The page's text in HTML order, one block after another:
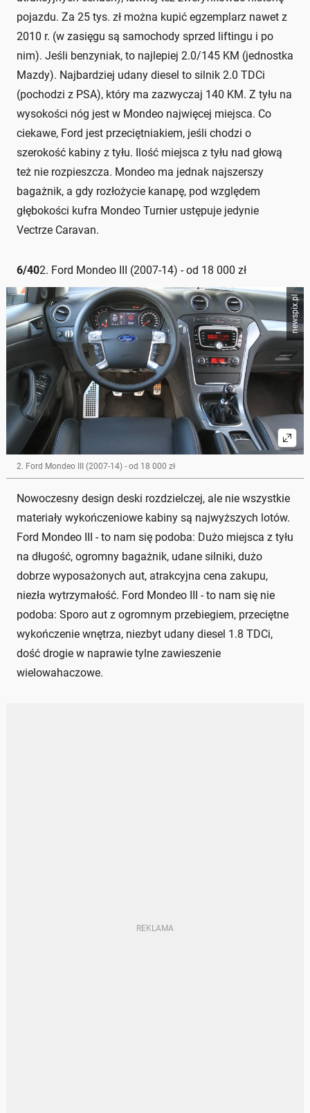
pojazdu. Za 25 tys. zł można kupić egzemplarz nawet z
2010 r. (w zasięgu są samochody sprzed liftingu i po
nim). Jeśli benzyniak, to najlepiej 2.0/145 KM (jednostka
Mazdy). Najbardziej udany diesel to silnik 2.0 TDCi
(pochodzi z PSA), który ma zazwyczaj 140 KM. Z tyłu na
wysokości nóg jest w Mondeo najwięcej miejsca. Co
ciekawe, Ford jest przeciętniakiem, jeśli chodzi o
szerokość kabiny z tyłu. Ilość miejsca z tyłu nad głową
też nie rozpieszcza. Mondeo ma jednak najszerszy
bagażnik, a gdy rozłożycie kanapę, pod względem
głębokości kufra Mondeo Turnier ustępuje jedynie
Vectrze Caravan.
6/402. Ford Mondeo III (2007-14) - od 18 000 zł
newspix.pl
2. Ford Mondeo III (2007-14) - od 18 000 zł
Nowoczesny design deski rozdzielczej, ale nie wszystkie
materiały wykończeniowe kabiny są najwyższych lotów.
Ford Mondeo III - to nam się podoba: Dużo miejsca z tyłu
na długość, ogromny bagażnik, udane silniki, dużo
dobrze wyposażonych aut, atrakcyjna cena zakupu,
niezła wytrzymałość. Ford Mondeo III - to nam się nie
podoba: Sporo aut z ogromnym przebiegiem, przeciętne
wykończenie wnętrza, niezbyt udany diesel 1.8 TDCi,
dość drogie w naprawie tylne zawieszenie
wielowahaczowe.